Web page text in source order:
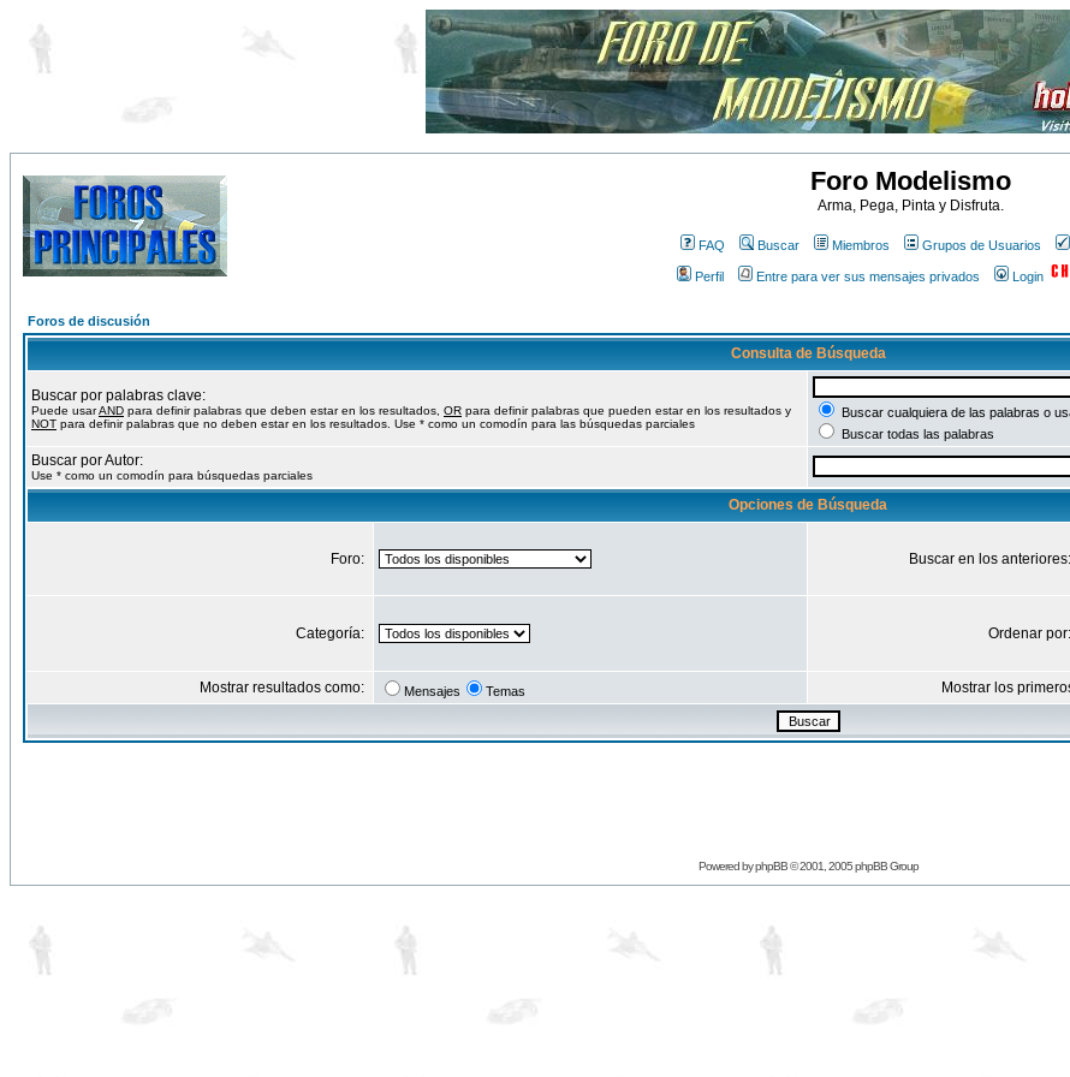
Foro Modelismo
Arma, Pega, Pinta y Disfruta.
FAQ Buscar Miembros Grupos de Usuarios
Perfil Entre para ver sus mensajes privados Login
Foros de discusión
Consulta de Búsqueda
Buscar por palabras clave:
Puede usarAND para definir palabras que deben estar en los resultados, OR para definir palabras que pueden estar en los resultados y
NOT para definir palabras que no deben estar en los resultados. Use * como un comodín para las búsquedas parciales
Buscar cualquiera de las palabras o
Buscar todas las palabras
Buscar por Autor:
Use * como un comodín para búsquedas parciales
Opciones de Búsqueda
Foro: Buscar en los anteriores:
Categoría: Ordenar por:
Mostrar resultados como: Mensajes Temas Mostrar los
Powered byphpBB© 2001, 2005 phpBB Group